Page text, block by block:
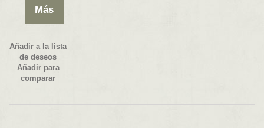
Más
Añadir a la lista
de deseos
Añadir para
comparar